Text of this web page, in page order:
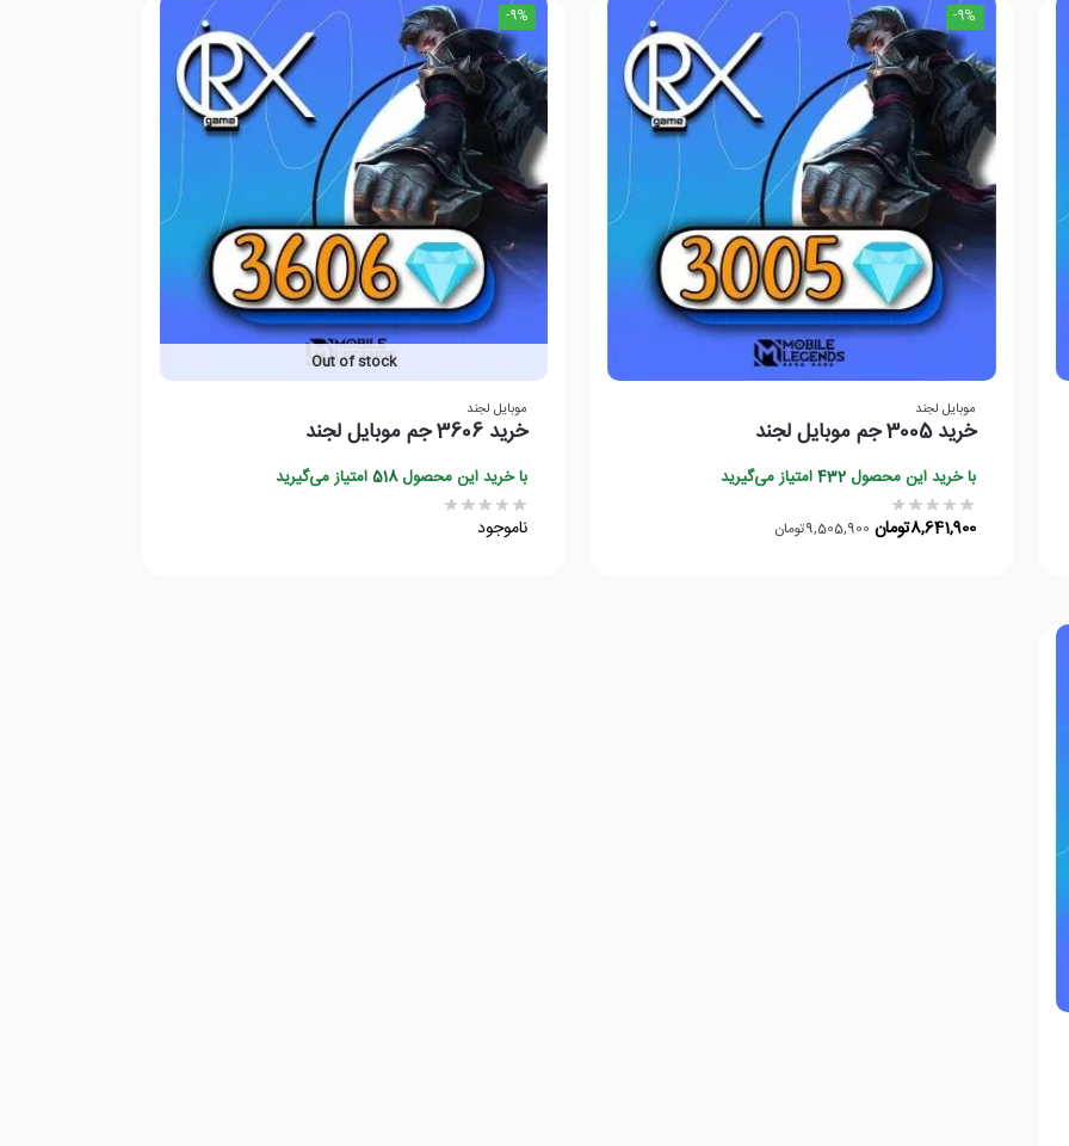
-9%
موبایل لجند
خرید 3005 جم موبایل لجند
با خرید این محصول432امتیاز می‌گیرید
9,505,900تومان 8,641,900تومان
-9%
Out of stock
موبایل لجند
خرید 3606 جم موبایل لجند
با خرید این محصول518امتیاز می‌گیرید
ناموجود